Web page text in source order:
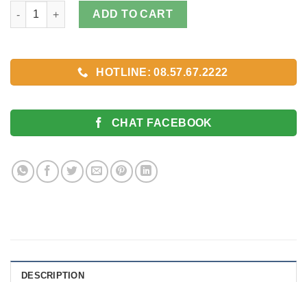
Dây đồng hồ rolex quantity
ADD TO CART
HOTLINE: 08.57.67.2222
CHAT FACEBOOK
DESCRIPTION